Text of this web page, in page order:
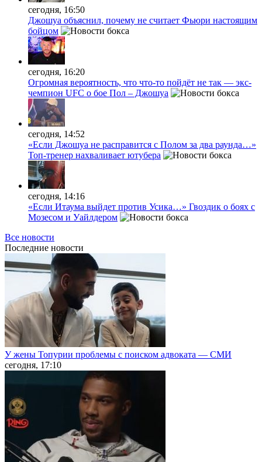
сегодня, 16:50
Джошуа объяснил, почему не считает Фьюри настоящим
бойцом
сегодня, 16:20
Огромная вероятность, что что-то пойдёт не так — экс-
чемпион UFC о бое Пол – Джошуа
сегодня, 14:52
«Если Джошуа не расправится с Полом за два раунда…»
Топ-тренер нахваливает ютубера
сегодня, 14:16
«Если Итаума выйдет против Усика…» Гвоздик о боях с
Мозесом и Уайлдером
Все новости
Последние новости
У жены Топурии проблемы с поиском адвоката — СМИ
сегодня, 17:10